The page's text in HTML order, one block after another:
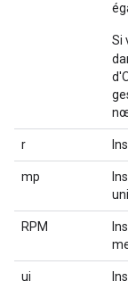
Si
r
mp
RPM
ui